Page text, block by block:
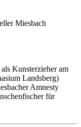
Miesbach
Kunsterzieher am
Landsberg)
Amnesty
für